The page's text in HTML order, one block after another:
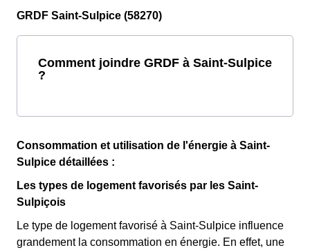
GRDF Saint-Sulpice (58270)
Comment joindre GRDF à Saint-Sulpice
?
Consommation et utilisation de l'énergie à Saint-
Sulpice détaillées :
Les types de logement favorisés par les Saint-
Sulpiçois
Le type de logement favorisé à Saint-Sulpice influence
grandement la consommation en énergie. En effet, une